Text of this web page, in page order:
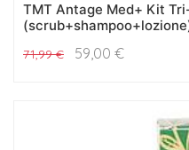
TMT Antage Med+ Kit
71,99€ 59,00 €